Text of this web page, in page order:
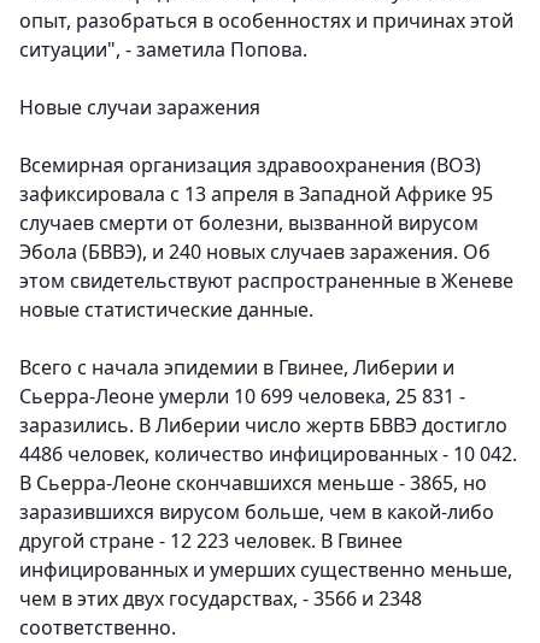
опыт, разобраться в особенностях и причинах этой
ситуации", - заметила Попова.
Новые случаи заражения
Всемирная организация здравоохранения (ВОЗ)
зафиксировала с 13 апреля в Западной Африке 95
случаев смерти от болезни, вызванной вирусом
Эбола (БВВЭ), и 240 новых случаев заражения. Об
этом свидетельствуют распространенные в Женеве
новые статистические данные.
Всего с начала эпидемии в Гвинее, Либерии и
Сьерра-Леоне умерли 10 699 человека, 25 831 -
заразились. В Либерии число жертв БВВЭ достигло
4486 человек, количество инфицированных - 10 042.
В Сьерра-Леоне скончавшихся меньше - 3865, но
заразившихся вирусом больше, чем в какой-либо
другой стране - 12 223 человек. В Гвинее
инфицированных и умерших существенно меньше,
чем в этих двух государствах, - 3566 и 2348
соответственно.